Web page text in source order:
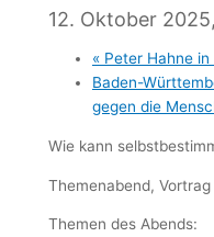
12. Oktober
«Peter Hahne in
Baden-
gegen die
Wie kann
Themenabend,
Themen des Abends: